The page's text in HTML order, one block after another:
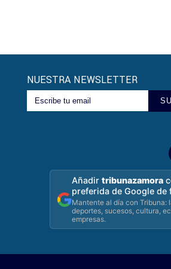
NUESTRA NEWSLETTER
Añadirtribunazamora
preferida de Google
Mantente al día con Tribuna:
deportes, sucesos, cultura,
empresas.